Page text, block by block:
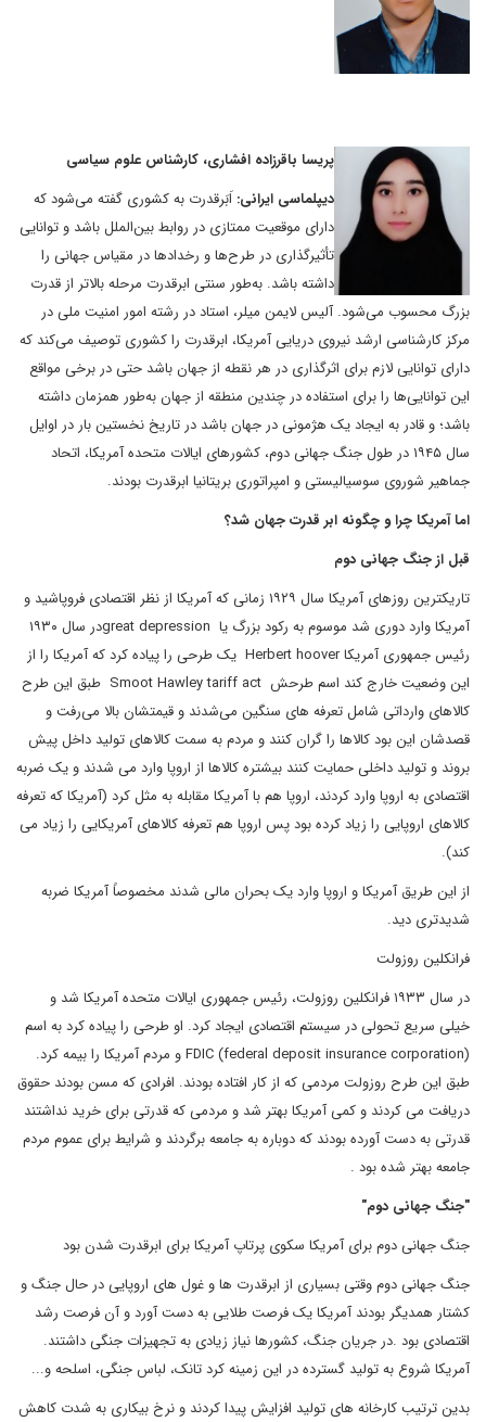
پریسا باقرزاده افشاری، کارشناس علوم سیاسی
دیپلماسی ایرانی:اَبَرقدرت به کشوری گفته می‌شود که
دارای موقعیت ممتازی در روابط بین‌الملل باشد و توانایی
تأثیرگذاری در طرح‌ها و رخدادها در مقیاس جهانی را
داشته باشد. به‌طور سنتی ابرقدرت مرحله بالاتر از قدرت
بزرگ محسوب می‌شود. آلیس لایمن میلر، استاد در رشته امور امنیت ملی در
مرکز کارشناسی ارشد نیروی دریایی آمریکا، ابرقدرت را کشوری توصیف می‌کند که
دارای توانایی لازم برای اثرگذاری در هر نقطه از جهان باشد حتی در برخی مواقع
این توانایی‌ها را برای استفاده در چندین منطقه از جهان به‌طور همزمان داشته
باشد؛ و قادر به ایجاد یک هژمونی در جهان باشد در تاریخ نخستین بار در اوایل
سال ۱۹۴۵ در طول جنگ جهانی دوم، کشورهای ایالات متحده آمریکا، اتحاد
جماهیر شوروی سوسیالیستی و امپراتوری بریتانیا ابرقدرت بودند.
اما آمریکا چرا و چگونه ابر قدرت جهان شد؟
قبل از جنگ جهانی دوم
تاریکترین روزهای آمریکا سال ۱۹۲۹ زمانی که آمریکا از نظر اقتصادی فروپاشید و
آمریکا وارد دوری شد موسوم به رکود بزرگ یا great depressionدر سال ۱۹۳۰
رئیس جمهوری آمریکا Herbert hoover یک طرحی را پیاده کرد که آمریکا را از
این وضعیت خارج کند اسم طرحش Smoot Hawley tariff act طبق این طرح
کالاهای وارداتی شامل تعرفه های سنگین می‌شدند و قیمتشان بالا می‌رفت و
قصدشان این بود کالاها را گران کنند و مردم به سمت کالاهای تولید داخل پیش
بروند و تولید داخلی حمایت کنند بیشتره کالاها از اروپا وارد می شدند و یک ضربه
اقتصادی به اروپا وارد کردند، اروپا هم با آمریکا مقابله به مثل کرد (آمریکا که تعرفه
کالاهای اروپایی را زیاد کرده بود پس اروپا هم تعرفه کالاهای آمریکایی را زیاد می
کند).
از این طریق آمریکا و اروپا وارد یک بحران مالی شدند مخصوصاً آمریکا ضربه
شدیدتری دید.
فرانکلین روزولت
در سال ۱۹۳۳ فرانکلین روزولت، رئیس جمهوری ایالات متحده آمریکا شد و
خیلی سریع تحولی در سیستم اقتصادی ایجاد کرد. او طرحی را پیاده کرد به اسم
FDIC (federal deposit insurance corporation) و مردم آمریکا را بیمه کرد.
طبق این طرح روزولت مردمی که از کار افتاده بودند. افرادی که مسن بودند حقوق
دریافت می کردند و کمی آمریکا بهتر شد و مردمی که قدرتی برای خرید نداشتند
قدرتی به دست آورده بودند که دوباره به جامعه برگردند و شرایط برای عموم مردم
جامعه بهتر شده بود .
"جنگ جهانی دوم"
جنگ جهانی دوم برای آمریکا سکوی پرتاپ آمریکا برای ابرقدرت شدن بود
جنگ جهانی دوم وقتی بسیاری از ابرقدرت ها و غول های اروپایی در حال جنگ و
کشتار همدیگر بودند آمریکا یک فرصت طلایی به دست آورد و آن فرصت رشد
اقتصادی بود .در جریان جنگ، کشورها نیاز زیادی به تجهیزات جنگی داشتند.
آمریکا شروع به تولید گسترده در این زمینه کرد تانک، لباس جنگی، اسلحه و...
بدین ترتیب کارخانه های تولید افزایش پیدا کردند و نرخ بیکاری به شدت کاهش